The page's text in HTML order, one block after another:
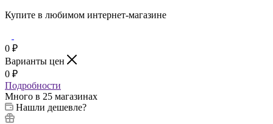
Купите в любимом интернет-магазине
0 ₽
Варианты цен
0 ₽
Подробности
Много в 25 магазинах
Нашли дешевле?